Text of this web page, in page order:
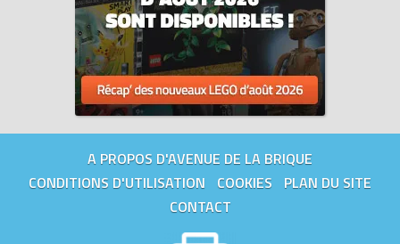
A PROPOS D'AVENUE DE LA BRIQUE
CONDITIONS D'UTILISATION
COOKIES
PLAN DU SITE
CONTACT